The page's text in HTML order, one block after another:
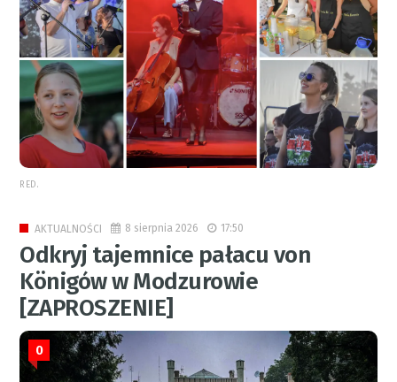
RED.
AKTUALNOŚCI 8 sierpnia 2026 17:50
Odkryj tajemnice pałacu von
Königów w Modzurowie
[ZAPROSZENIE]
0